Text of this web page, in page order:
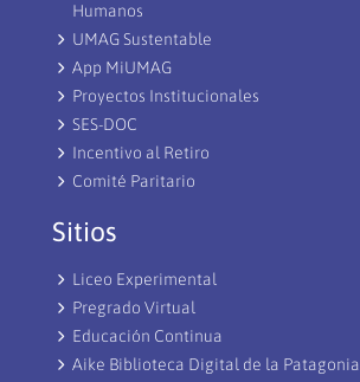
Humanos
UMAG Sustentable
App MiUMAG
Proyectos Institucionales
SES-DOC
Incentivo al Retiro
Comité Paritario
Sitios
Liceo Experimental
Pregrado Virtual
Educación Continua
Aike Biblioteca Digital de la Patagonia